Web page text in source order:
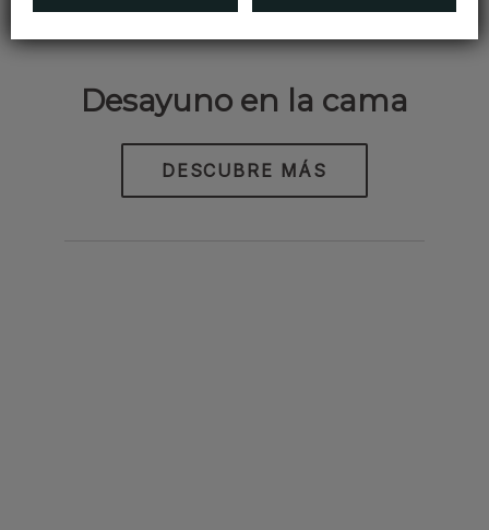
Desayuno en la cama
DESCUBRE MÁS